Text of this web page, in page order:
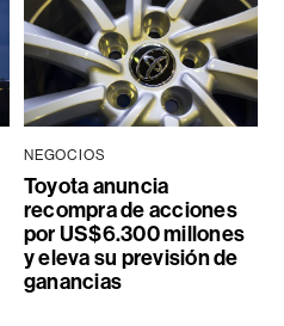
NEGOCIOS
Toyota anuncia
recompra de acciones
por US$6.300 millones
y eleva su previsión de
ganancias